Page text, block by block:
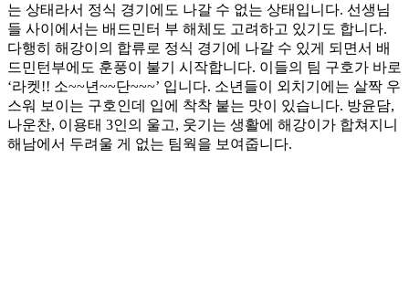
는 상태라서 정식 경기에도 나갈 수 없는 상태입니다. 선생님
들 사이에서는 배드민터 부 해체도 고려하고 있기도 합니다.
다행히 해강이의 합류로 정식 경기에 나갈 수 있게 되면서 배
드민턴부에도 훈풍이 불기 시작합니다. 이들의 팀 구호가 바로
‘라켓!! 소~~년~~단~~~’ 입니다. 소년들이 외치기에는 살짝 우
스워 보이는 구호인데 입에 착착 붙는 맛이 있습니다. 방윤담,
나운찬, 이용태 3인의 울고, 웃기는 생활에 해강이가 합쳐지니
해남에서 두려울 게 없는 팀웍을 보여줍니다.